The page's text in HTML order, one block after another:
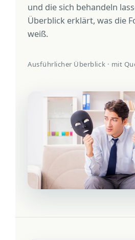
und die sich behandeln
Überblick erklärt, was die
weiß.
Ausführlicher Überblick · mit